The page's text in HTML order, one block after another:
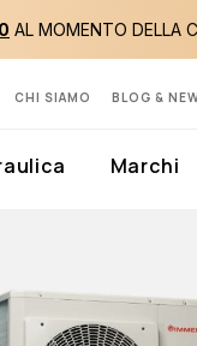
AL MOMENTO DELLA
CHI SIAMO BLOG &
Marchi